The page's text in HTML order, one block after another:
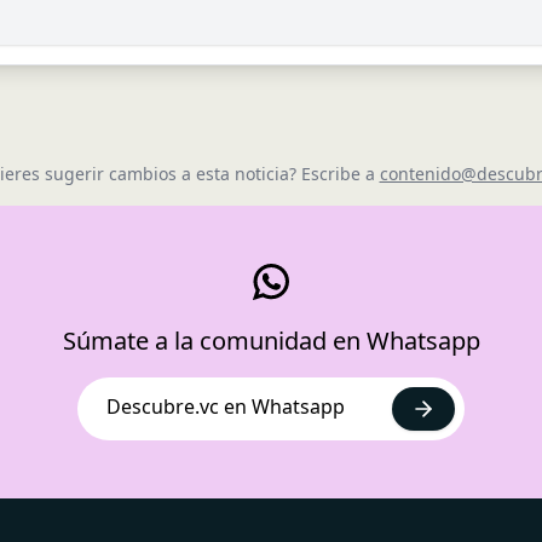
sugerir cambios a esta noticia? Escribe a
Súmate a la comunidad en Whatsapp
Descubre.vc en Whatsapp